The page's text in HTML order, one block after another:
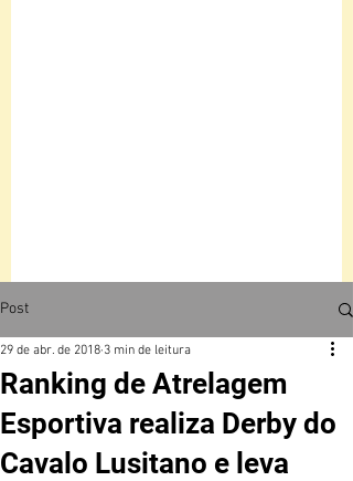
Post
Ranking de Atrelagem
Esportiva realiza Derby do
Cavalo Lusitano e leva
29 de abr. de 2018 3 min de leitura